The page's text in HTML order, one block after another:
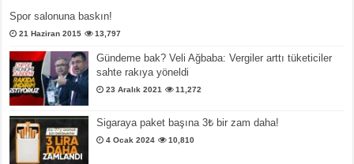
Spor salonuna baskın!
21 Haziran 2015 13,797
Gündeme bak? Veli Ağbaba: Vergiler arttı tüketiciler
sahte rakıya yöneldi
23 Aralık 2021 11,272
Sigaraya paket başına 3₺ bir zam daha!
4 Ocak 2024 10,810